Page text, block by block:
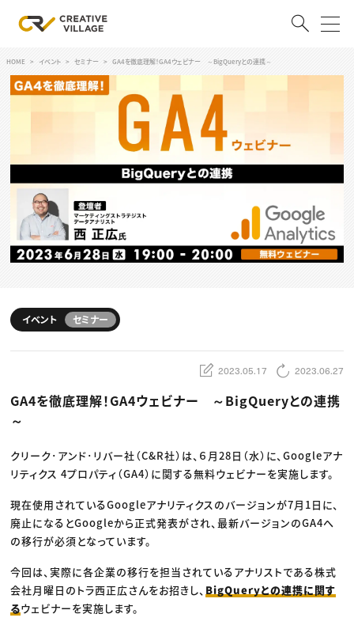
ACCOUNT
ログイン
クリエイター求人を探す
CREATIVE JOB求人検索
特集求人
採用説明会
転職支援サービス
CONTENTS
スキルアップしたい！ トップ
デザイン
動画配信・映像制作
ディレクション
業界解説・キャリア事情
お役立ち基礎知識
TOP Creator’s コラム
ゲームクリエイター
映像クリエイター
マーケッター
C＆R Magazine
Web
映像
ゲーム・エンタメ
出版
CREATIVE VILLAGEからのお知らせ
HOME イベント セミナー GA4を徹底理解！GA4ウェビナー ～BigQueryとの連携～
イベント セミナー
2023.05.17 2023.06.27
GA4を徹底理解！GA4ウェビナー ～BigQueryとの連携
～
クリーク･アンド･リバー社（C&R社）は、６月28日（水）に、Googleアナ
リティクス 4プロパティ（GA4）に関する無料ウェビナーを実施します。
現在使用されているGoogleアナリティクスのバージョンが7月1日に、
廃止になるとGoogleから正式発表がされ、最新バージョンのGA4へ
の移行が必須となっています。
今回は、実際に各企業の移行を担当されているアナリストである株式
会社月曜日のトラ西正広さんをお招きし、 BigQueryとの連携に関す
るウェビナーを実施します。